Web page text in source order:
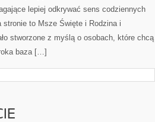
lepiej odkrywać sens codziennych
to Msze Święte i Rodzina i
stworzone z myślą o osobach, które chcą
baza […]